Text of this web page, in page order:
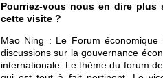
Pourriez-vous nous en dire
cette visite ?
Mao Ning : Le Forum
discussions sur la gouvernance
internationale. Le thème du forum